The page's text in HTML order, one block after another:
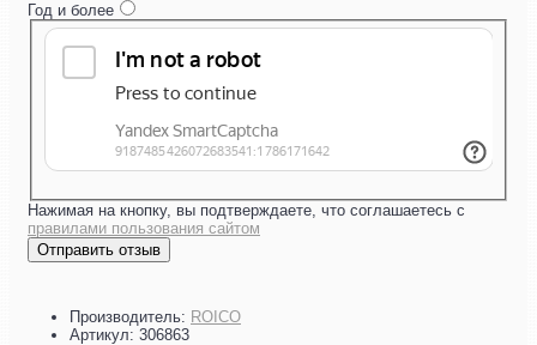
Год и более
Нажимая на кнопку, вы подтверждаете, что соглашаетесь с
правилами пользования сайтом
Отправить отзыв
Производитель: ROICO
Артикул: 306863